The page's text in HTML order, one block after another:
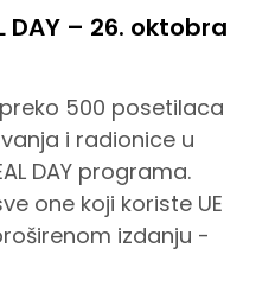
DAY – 26. oktobra
500 posetilaca
i radionice u
DAY programa.
one koji koriste UE
izdanju -